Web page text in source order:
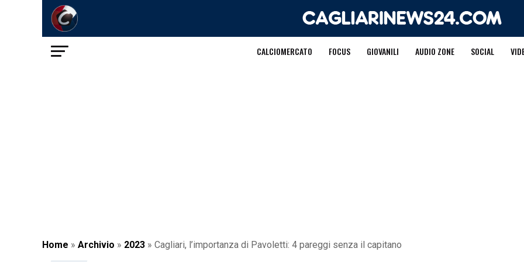
CALCIOMERCATO FOCUS GIOVANILI AUDIO ZONE SOCIAL
Home » Archivio » 2023 » Cagliari, l’importanza di Pavoletti: 4 pareggi senza il capitano